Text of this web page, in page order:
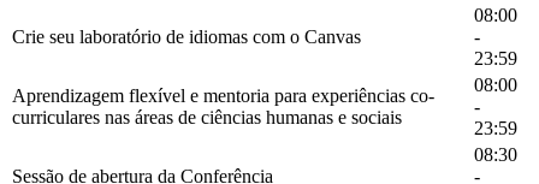
Crie seu laboratório de idiomas com o Canvas
08:00
-
23:59
Aprendizagem flexível e mentoria para experiências co-
curriculares nas áreas de ciências humanas e sociais
08:00
-
23:59
Sessão de abertura da Conferência
08:30
-